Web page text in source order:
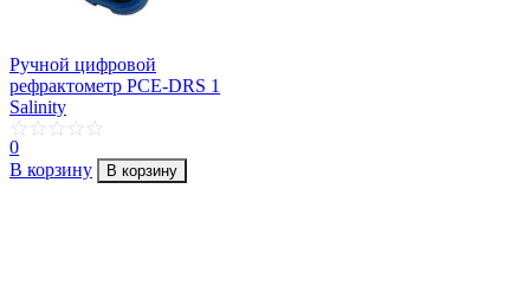
Ручной цифровой
рефрактометр PCE-DRS 1
Salinity
0
В корзину
В корзину